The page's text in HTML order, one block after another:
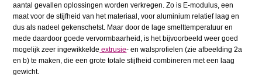
aantal gevallen oplossingen worden verkregen. Zo is E-modulus, een
maat voor de stijfheid van het materiaal, voor aluminium relatief laag en
dus als nadeel gekenschetst. Maar door de lage smelttemperatuur en
mede daardoor goede vervormbaarheid, is het bijvoorbeeld weer goed
mogelijk zeer ingewikkelde extrusie- en walsprofielen (zie afbeelding 2a
en b) te maken, die een grote totale stijfheid combineren met een laag
gewicht.